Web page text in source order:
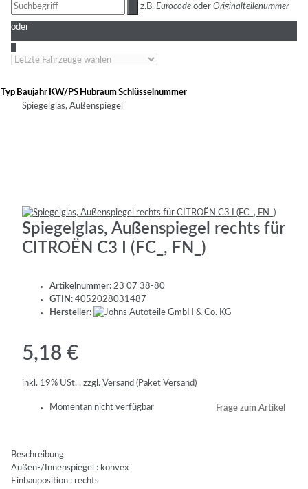
z.B. Eurocode oder Originalteilenummer
oder
Typ Baujahr KW/PS HubraumSchlüsselnummer
Spiegelglas, Außenspiegel
Spiegelglas, Außenspiegel rechts für
CITROËN C3 I (FC_, FN_)
Artikelnummer: 23 07 38-80
GTIN: 4052028031487
Hersteller:
5,18 €
inkl. 19% USt. , zzgl. Versand (Paket Versand)
Momentan nicht verfügbar Frage zum Artikel
Beschreibung
Außen-/Innenspiegel : konvex
Einbauposition : rechts